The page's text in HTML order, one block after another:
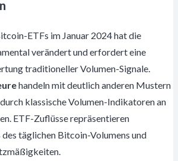
ETFs im Januar 2024 hat die
verändert und erfordert eine
traditioneller Volumen-Signale.
handeln mit deutlich anderen Mustern
klassische Volumen-Indikatoren an
ETF-Zuflüsse repräsentieren
täglichen Bitcoin-Volumens und